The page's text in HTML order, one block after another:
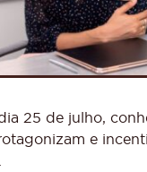
25 de julho,
e